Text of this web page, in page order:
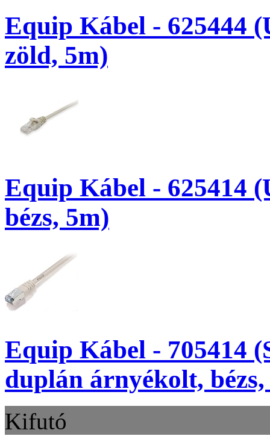
Equip Kábel - 625444
zöld, 5m)
Equip Kábel - 625414
bézs, 5m)
Equip Kábel - 705414
duplán árnyékolt,
Kifutó